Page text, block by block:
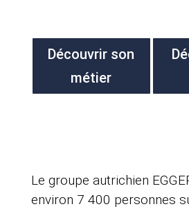
Découvrir son
métier
Le groupe autrichien
environ 7 400 personnes